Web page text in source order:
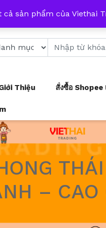
từ 8h đến 17h mỗi ngày
Thiệu สั่งซื้อ Shopee
– CAO
cả sản phẩm của Viethai